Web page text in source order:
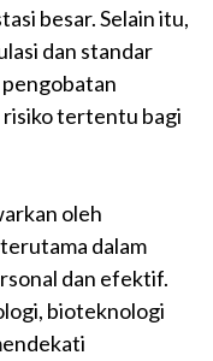
besar. Selain itu,
dan standar
tertentu bagi
oleh
dalam
dan efektif.
bioteknologi